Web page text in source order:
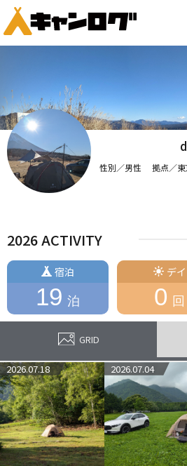
性別／男性 拠点／
2026 ACTIVITY
宿泊
19 泊
デイ
0 回
GRID
2026.07.18 2026.07.04